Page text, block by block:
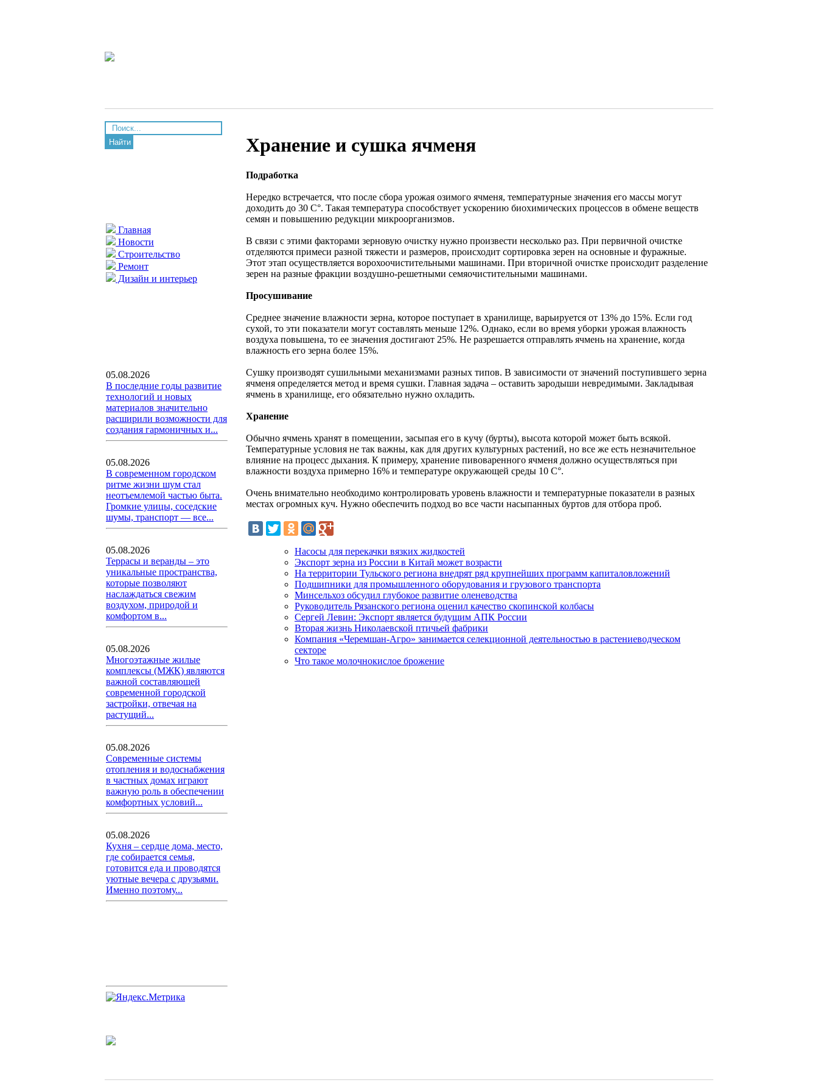
Найти
Главная
Новости
Строительство
Ремонт
Дизайн и интерьер
05.08.2026
В последние годы развитие
технологий и новых
материалов значительно
расширили возможности для
создания гармоничных и...
05.08.2026
В современном городском
ритме жизни шум стал
неотъемлемой частью быта.
Громкие улицы, соседские
шумы, транспорт — все...
05.08.2026
Террасы и веранды – это
уникальные пространства,
которые позволяют
наслаждаться свежим
воздухом, природой и
комфортом в...
05.08.2026
Многоэтажные жилые
комплексы (МЖК) являются
важной составляющей
современной городской
застройки, отвечая на
растущий...
05.08.2026
Современные системы
отопления и водоснабжения
в частных домах играют
важную роль в обеспечении
комфортных условий...
05.08.2026
Кухня – сердце дома, место,
где собирается семья,
готовится еда и проводятся
уютные вечера с друзьями.
Именно поэтому...
Хранение и сушка ячменя
Подработка
Нередко встречается, что после сбора урожая озимого ячменя, температурные значения его массы могут
доходить до 30 С°. Такая температура способствует ускорению биохимических процессов в обмене веществ
семян и повышению редукции микроорганизмов.
В связи с этими факторами зерновую очистку нужно произвести несколько раз. При первичной очистке
отделяются примеси разной тяжести и размеров, происходит сортировка зерен на основные и фуражные.
Этот этап осуществляется ворохоочистительными машинами. При вторичной очистке происходит разделение
зерен на разные фракции воздушно-решетными семяочистительными машинами.
Просушивание
Среднее значение влажности зерна, которое поступает в хранилище, варьируется от 13% до 15%. Если год
сухой, то эти показатели могут составлять меньше 12%. Однако, если во время уборки урожая влажность
воздуха повышена, то ее значения достигают 25%. Не разрешается отправлять ячмень на хранение, когда
влажность его зерна более 15%.
Сушку производят сушильными механизмами разных типов. В зависимости от значений поступившего зерна
ячменя определяется метод и время сушки. Главная задача – оставить зародыши невредимыми. Закладывая
ячмень в хранилище, его обязательно нужно охладить.
Хранение
Обычно ячмень хранят в помещении, засыпая его в кучу (бурты), высота которой может быть всякой.
Температурные условия не так важны, как для других культурных растений, но все же есть незначительное
влияние на процесс дыхания. К примеру, хранение пивоваренного ячменя должно осуществляться при
влажности воздуха примерно 16% и температуре окружающей среды 10 С°.
Очень внимательно необходимо контролировать уровень влажности и температурные показатели в разных
местах огромных куч. Нужно обеспечить подход во все части насыпанных буртов для отбора проб.
Насосы для перекачки вязких жидкостей
Экспорт зерна из России в Китай может возрасти
На территории Тульского региона внедрят ряд крупнейших программ капиталовложений
Подшипники для промышленного оборудования и грузового транспорта
Минсельхоз обсудил глубокое развитие оленеводства
Руководитель Рязанского региона оценил качество скопинской колбасы
Сергей Левин: Экспорт является будущим АПК России
Вторая жизнь Николаевской птичьей фабрики
Компания «Черемшан-Агро» занимается селекционной деятельностью в растениеводческом
секторе
Что такое молочнокислое брожение